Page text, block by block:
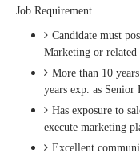
Job Requirement
Candidate must
Marketing or related
More than 10
years exp. as Senior
Has exposure to
execute marketing
Excellent